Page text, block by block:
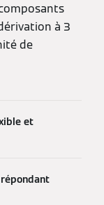
à 3
de
et